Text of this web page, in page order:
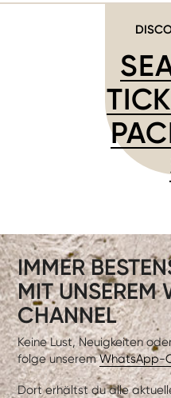
IMMER
MIT UNSEREM
CHANNEL
Keine Lust, Neuigkeiten
folge unseremWhatsApp-
Dort erhältst du alle